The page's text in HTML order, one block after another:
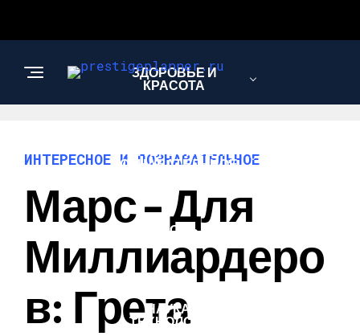
ЗДОРОВЬЕ И
КРАСОТА
ИНТЕРЕСНОЕ И
ПОЗНАВАТЕЛЬНОЕ
ЛЮБОВЬ И
НАУКА И
ТЕХНОЛОГИИ
ИНТЕРЕСНОЕ И ПОЗНАВАТЕЛЬНОЕ
Марс – Для
Миллиардеро
В: Грета